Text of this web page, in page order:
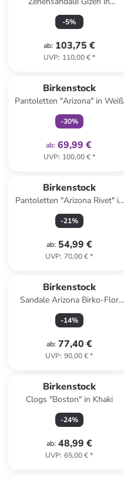
schwarz
-5%
ab: 103,75 €
UVP: 110,00 €*
Birkenstock
Pantoletten "Arizona" in Weiß
-30%
ab: 69,99 €
UVP: 100,00 €*
Birkenstock
Pantoletten "Arizona Rivet" in
Schwarz
-21%
ab: 54,99 €
UVP: 70,00 €*
Birkenstock
Sandale Arizona Birko-Flor
normal in schwarz
-14%
ab: 77,40 €
UVP: 90,00 €*
Birkenstock
Clogs "Boston" in Khaki
-24%
ab: 48,99 €
UVP: 65,00 €*